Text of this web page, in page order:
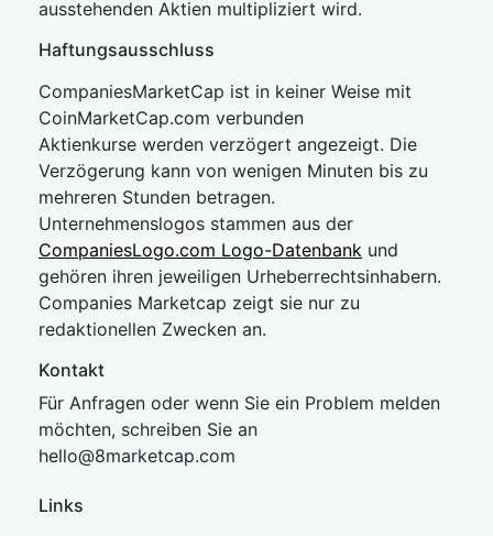
ausstehenden Aktien multipliziert wird.
Haftungsausschluss
CompaniesMarketCap ist in keiner Weise mit
CoinMarketCap.com verbunden
Aktienkurse werden verzögert angezeigt. Die
Verzögerung kann von wenigen Minuten bis zu
mehreren Stunden betragen.
Unternehmenslogos stammen aus der
CompaniesLogo.com Logo-Datenbank und
gehören ihren jeweiligen Urheberrechtsinhabern.
Companies Marketcap zeigt sie nur zu
redaktionellen Zwecken an.
Kontakt
Für Anfragen oder wenn Sie ein Problem melden
möchten, schreiben Sie an
hello@8marketcap.com
Links